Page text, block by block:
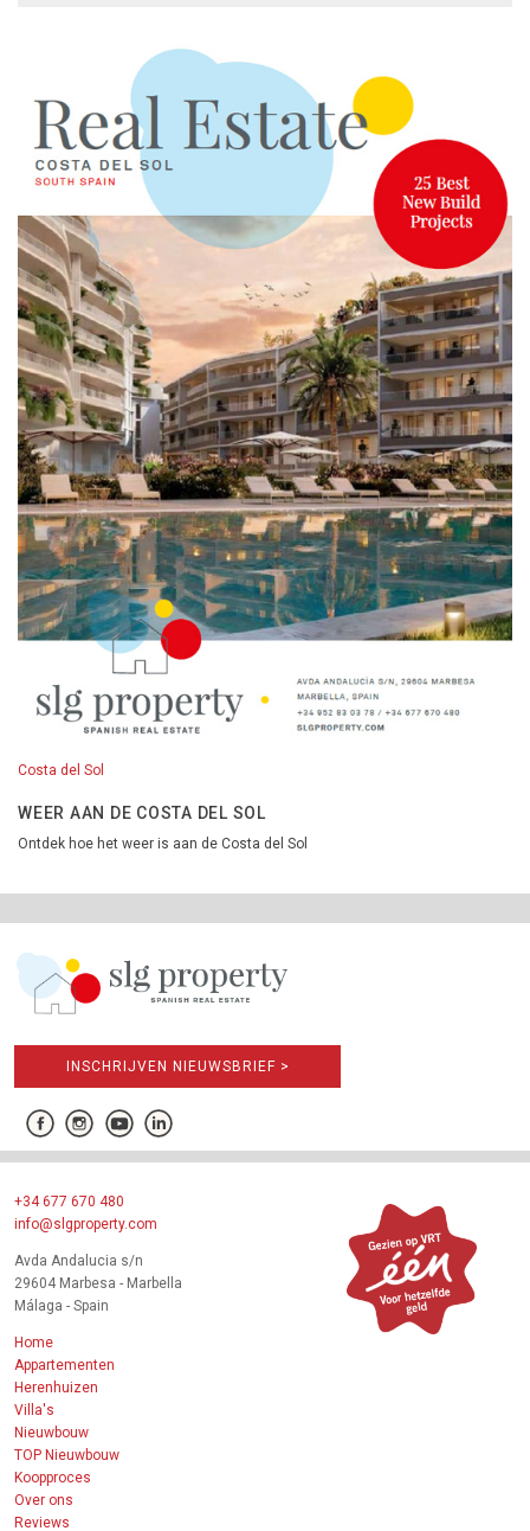
Costa del Sol
WEER AAN DE COSTA DEL SOL
Ontdek hoe het weer is aan de Costa del Sol
INSCHRIJVEN NIEUWSBRIEF >
+34 677 670 480
info@slgproperty.com
Avda Andalucia s/n
29604 Marbesa - Marbella
Málaga - Spain
Home
Appartementen
Herenhuizen
Villa's
Nieuwbouw
TOP Nieuwbouw
Koopproces
Over ons
Reviews